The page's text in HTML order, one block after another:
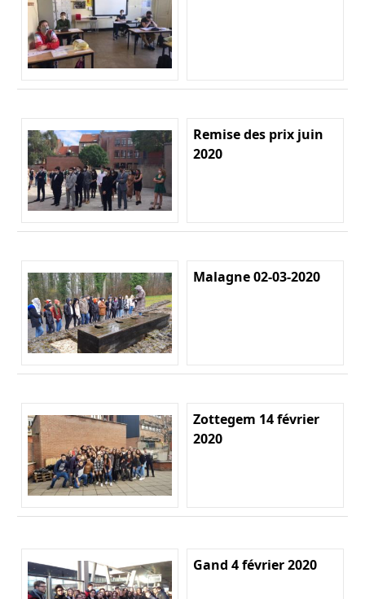
Remise des prix juin
2020
Malagne 02-03-2020
Zottegem 14 février
2020
Gand 4 février 2020